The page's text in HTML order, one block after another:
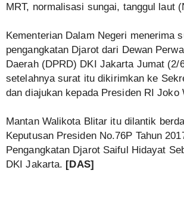
MRT, normalisasi sungai, tanggul laut
Kementerian Dalam Negeri menerima
pengangkatan Djarot dari Dewan
Daerah (DPRD) DKI Jakarta Jumat (2/
setelahnya surat itu dikirimkan ke
dan diajukan kepada Presiden RI Joko
Mantan Walikota Blitar itu dilantik
Keputusan Presiden No.76P Tahun
Pengangkatan Djarot Saiful Hidayat
DKI Jakarta. [DAS]